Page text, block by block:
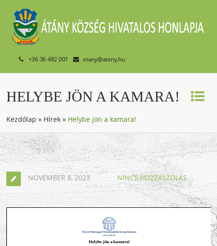
+36 36 482 001 atany@atany.hu
HELYBE JÖN A KAMARA!
Kezdőlap » Hírek » Helybe jön a kamara!
NOVEMBER 8, 2023 NINCS HOZZÁSZÓLÁS